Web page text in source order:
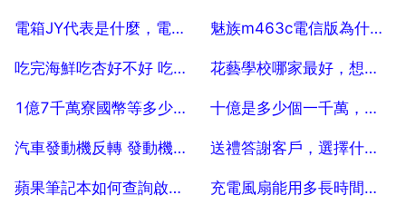
2025-07-29 2025-07-29
電箱JY代表是什麼，電機上JYSWXNV是什麼意思？
2025-07-29
魅族m463c電信版為什麼衝不起電
2025-07-29
吃完海鮮吃杏好不好 吃完杏還能吃大蝦嗎
2025-07-29
花藝學校哪家最好，想學花藝，去哪個學校比較好啊？
2025-07-29
1億7千萬寮國幣等多少人民幣
2025-07-29
十億是多少個一千萬，十億裡有幾個一千萬
2025-07-29
汽車發動機反轉 發動機反拖是發動機反轉嗎
2025-07-29
送禮答謝客戶，選擇什麼樣的禮品比較好？
2025-07-29
蘋果筆記本如何查詢啟用日期 充電風扇能用多長時間可以用幾小時